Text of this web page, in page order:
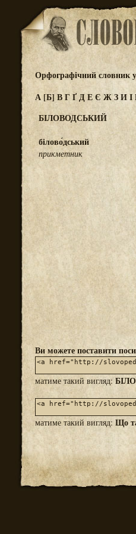
Орфографічний словник
А [Б] ВГ ҐДЕЄ ЖЗИІ
БІЛОВОДСЬКИЙ
білово́дський
прикметник
Ви можете поставити
матиме такий вигляд:
матиме такий вигляд: Що